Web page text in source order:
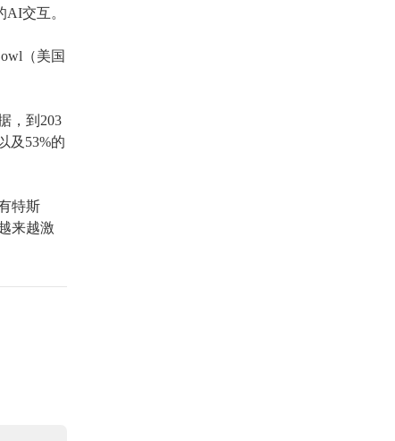
交互。
（美国
，到 203
及53%的
特斯
来越激